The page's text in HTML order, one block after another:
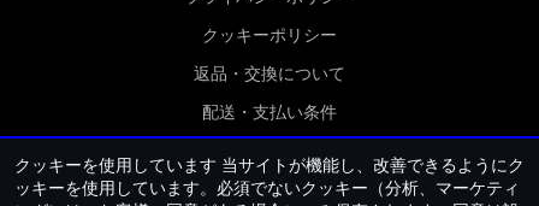
クッキーポリシー
返品・交換について
配送・支払い条件
クッキーを使用しています 当サイトが機能し、改善できるようにク
ッキーを使用しています。必須でないクッキー（分析、マーケティ